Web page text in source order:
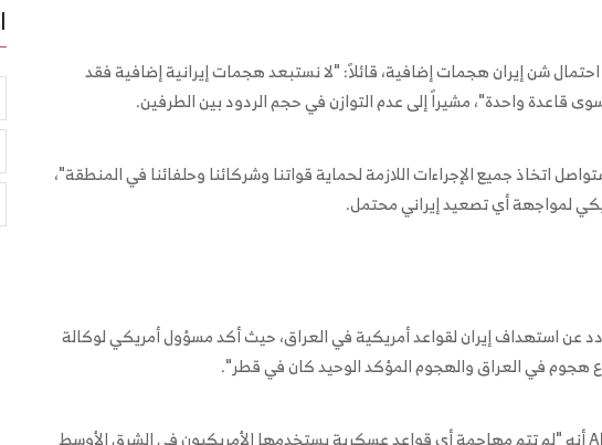
شن إيران هجمات إضافية، قائلاً: "لا نستبعد هجمات إيرانية إضافية فقد
اتخاذ جميع الإجراءات اللازمة لحماية قواتنا وشركائنا وحلفائنا في المنطقة"،
لمواجهة أي تصعيد إيراني محتمل.
عن استهداف إيران لقواعد أمريكية في العراق، حيث أكد مسؤول أمريكي لوكالة
هجوم في العراق والهجوم المؤكد الوحيد كان في قطر".
كما أوضح مسؤول أمريكي لشبكة ABC أنه "لم تتم مهاجمة أي قواعد عسكرية يستخدمها الأمريكيون في الشرق الأوسط